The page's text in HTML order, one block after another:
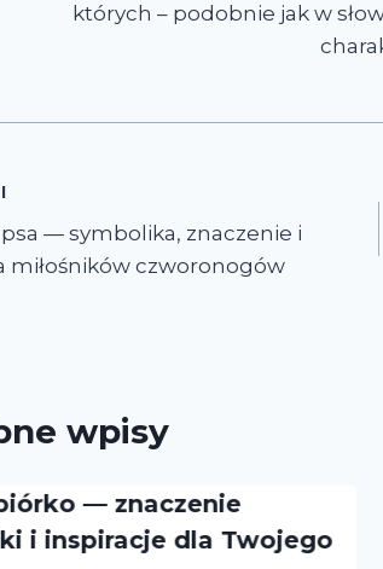
których – podobnie jak w
psa — symbolika, znaczenie i
miłośników czworonogów
wpisy
— znaczenie
i inspiracje dla Twojego